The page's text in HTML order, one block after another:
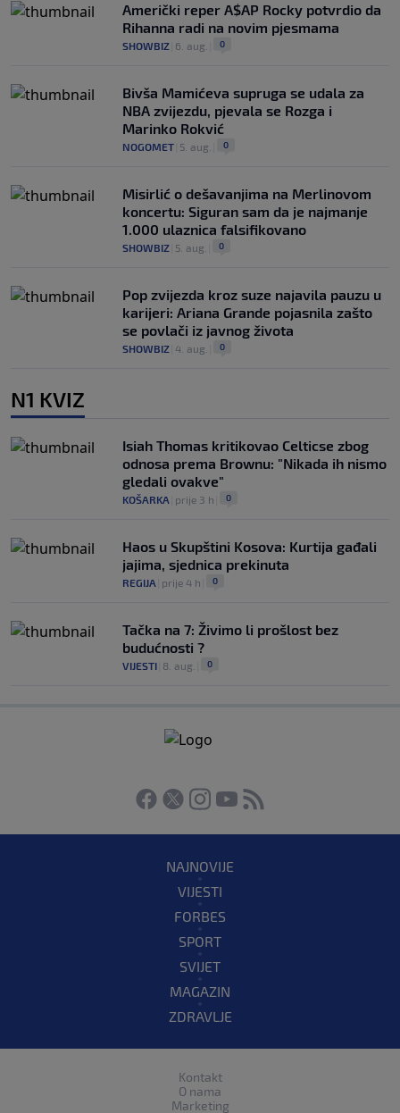
Američki reper A$AP Rocky potvrdio da
Rihanna radi na novim pjesmama
SHOWBIZ 6. aug. 0
Bivša Mamićeva supruga se udala za
NBA zvijezdu, pjevala se Rozga i
Marinko Rokvić
NOGOMET 5. aug. 0
Misirlić o dešavanjima na Merlinovom
koncertu: Siguran sam da je najmanje
1.000 ulaznica falsifikovano
SHOWBIZ 5. aug. 0
Pop zvijezda kroz suze najavila pauzu u
karijeri: Ariana Grande pojasnila zašto
se povlači iz javnog života
SHOWBIZ 4. aug. 0
N1 KVIZ
Isiah Thomas kritikovao Celticse zbog
odnosa prema Brownu: "Nikada ih nismo
gledali ovakve"
KOŠARKA prije 3 h 0
Haos u Skupštini Kosova: Kurtija gađali
jajima, sjednica prekinuta
REGIJA prije 4 h 0
Tačka na 7: Živimo li prošlost bez
budućnosti ?
VIJESTI 8. aug. 0
NAJNOVIJE
VIJESTI
FORBES
SPORT
SVIJET
MAGAZIN
ZDRAVLJE
Kontakt
O nama
Marketing